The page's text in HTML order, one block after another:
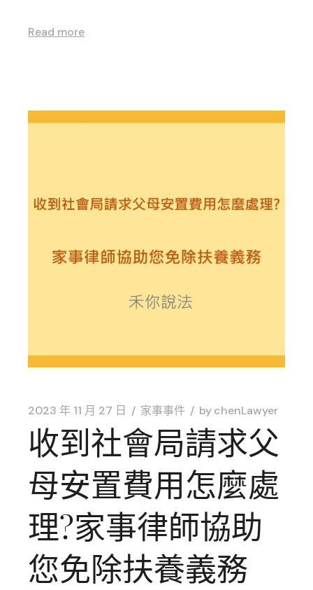
Read more
2023 年 11 月 27 日 家事事件 bychenLawyer
收到社會局請求父
母安置費用怎麼處
理?家事律師協助
您免除扶養義務